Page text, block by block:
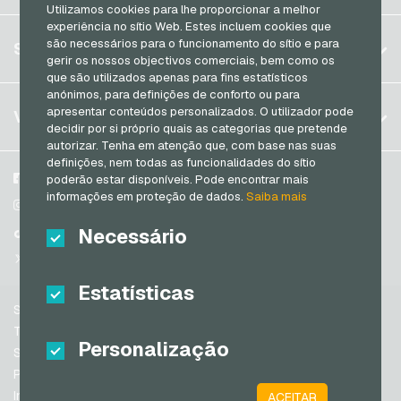
Utilizamos cookies para lhe proporcionar a melhor
experiência no sítio Web. Estes incluem cookies que
são necessários para o funcionamento do sítio e para
gerir os nossos objectivos comerciais, bem como os
que são utilizados apenas para fins estatísticos
anónimos, para definições de conforto ou para
apresentar conteúdos personalizados. O utilizador pode
decidir por si próprio quais as categorias que pretende
autorizar. Tenha em atenção que, com base nas suas
definições, nem todas as funcionalidades do sítio
poderão estar disponíveis. Pode encontrar mais
informações em proteção de dados.Saiba mais
Necessário
Estatísticas
Personalização
ACEITAR
Alemanha (DE)
Alemanha (EN)
França
Itália
Países Baixos
Áustria
Portugal
Switzerland (DE)
Switzerland (IT)
Estados Unidos da América (EN)
Registrar
Meu carrinho
SERVIÇO
FAQ
Formas de pagamento
Termos e condicoes&Direito de arrependimento
Política de privacidade
VGO-SHOP
Sobre nós
Parceiros
Facebook
Instagram
TikTok
Suporte
Termos e condicoes
Segurança e verificação
Política de privacidade
Informacoes legais